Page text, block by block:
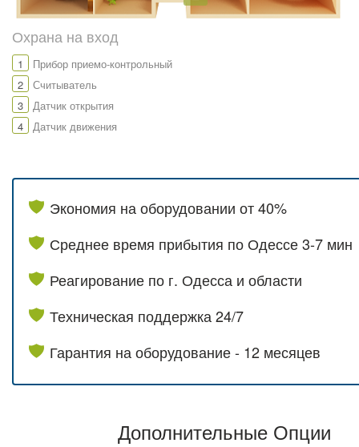
Охрана на вход
1
Прибор приемо-контрольный
2
Считыватель
3
Датчик открытия
4
Датчик движения
Экономия на оборудовании от 40%
Среднее время прибытия по Одессе 3-7 мин
Реагирование по г. Одесса и области
Техническая поддержка 24/7
Гарантия на оборудование - 12 месяцев
Дополнительные Опции